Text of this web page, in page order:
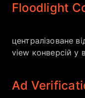
Floodlight
централізоване
view конверсій у
Ad